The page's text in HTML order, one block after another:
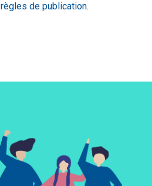
règles de publication.